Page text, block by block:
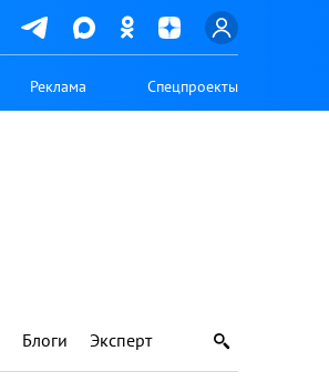
Реклама Спецпроекты
Блоги Эксперт